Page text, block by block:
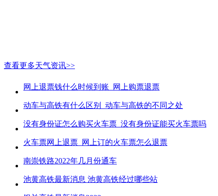
查看更多天气资讯>>
网上退票钱什么时候到账_网上购票退票
动车与高铁有什么区别_动车与高铁的不同之处
没有身份证怎么购买火车票_没有身份证能买火车票吗
火车票网上退票_网上订的火车票怎么退票
南崇铁路2022年几月份通车
池黄高铁最新消息 池黄高铁经过哪些站